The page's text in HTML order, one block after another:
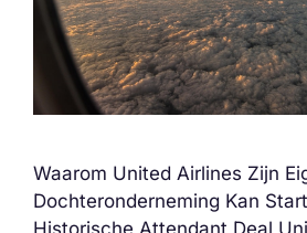
Waarom United Airlines Zijn
Dochteronderneming Kan